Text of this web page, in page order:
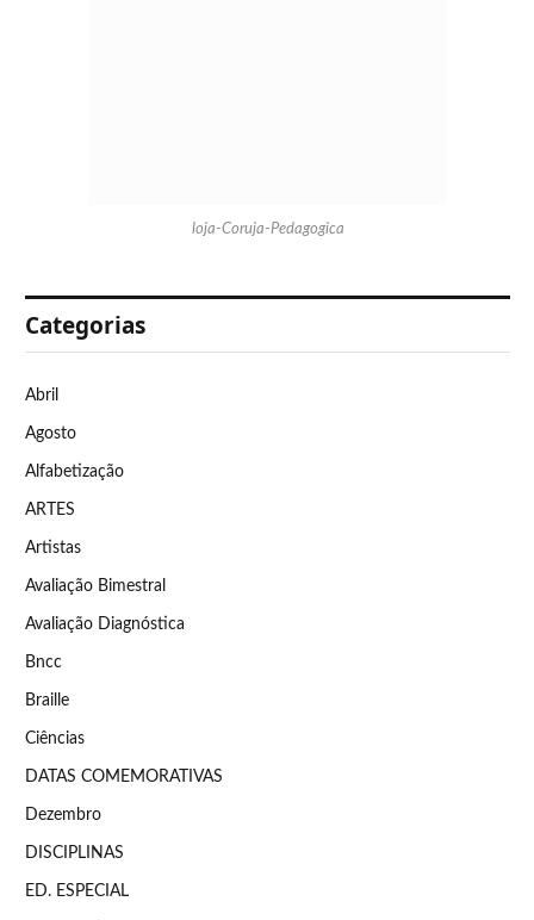
loja-Coruja-Pedagogica
Categorias
Abril
Agosto
Alfabetização
ARTES
Artistas
Avaliação Bimestral
Avaliação Diagnóstica
Bncc
Braille
Ciências
DATAS COMEMORATIVAS
Dezembro
DISCIPLINAS
ED. ESPECIAL